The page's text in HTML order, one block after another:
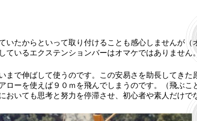
たからといって取り付けることも感心しませんが（
いるエクステンションバーはオマケではありません
で伸ばして使うのです。この安易さを助長してきた
ローを使えば９０ｍを飛んでしまうのです。（飛ぶ
いても思考と努力を停滞させ、初心者や素人だけで